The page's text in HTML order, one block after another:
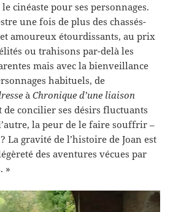
cinéaste pour ses personnages.
une fois de plus des chassés-
amoureux étourdissants, au prix
ou trahisons par-delà les
mais avec la bienveillance
habituels, de
àChronique d’une liaison
de concilier ses désirs fluctuants
la peur de le faire souffrir –
La gravité de l’histoire de Joan est
des aventures vécues par
»